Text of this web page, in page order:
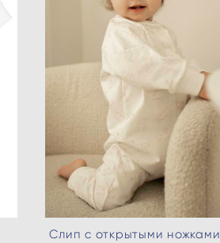
Слип с открытыми ножками